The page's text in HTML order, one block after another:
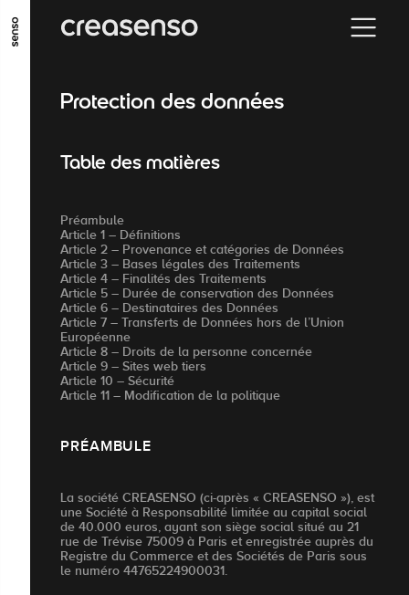
GO TO MAIN CONTENT GO TO MAIN MENU
Protection des données
Table des matières
Préambule
Article 1 – Définitions
Article 2 – Provenance et catégories de Données
Article 3 – Bases légales des Traitements
Article 4 – Finalités des Traitements
Article 5 – Durée de conservation des Données
Article 6 – Destinataires des Données
Article 7 – Transferts de Données hors de l’Union
Européenne
Article 8 – Droits de la personne concernée
Article 9 – Sites web tiers
Article 10 – Sécurité
Article 11 – Modification de la politique
PRÉAMBULE
La société CREASENSO (ci-après « CREASENSO »), est
une Société à Responsabilité limitée au capital social
de 40.000 euros, ayant son siège social situé au 21
rue de Trévise 75009 à Paris et enregistrée auprès du
Registre du Commerce et des Sociétés de Paris sous
le numéro 44765224900031.